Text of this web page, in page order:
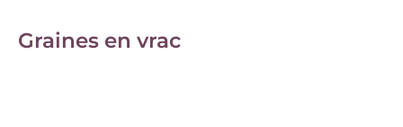
Graines en vrac